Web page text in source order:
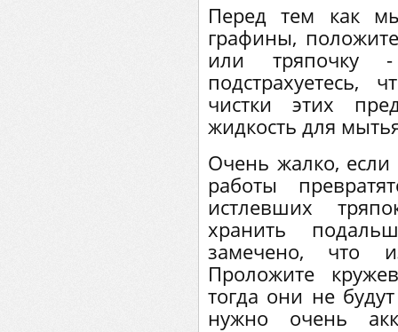
Перед тем как
графины,
или
чистки этих
жидкость для
Очень жалко,
работы
истлевших
хранить
замечено, что
Проложите
тогда они не
нужно очень